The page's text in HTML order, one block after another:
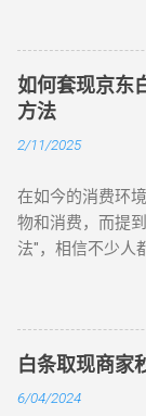
费可能会比较高
关系，允许顾客
日常需要的商品
转卖或者退款的
性和稳定性。 白
过程中会积累一
或者兑换商品。
的套现效率不如
将这些商品转卖
是，首先在京东
求大、转手方便
白条进行购买。
是，这种方式虽
商品出售可能没
此，在选择商品
商品倒卖外，市
度转移到这些平
为快捷，且操作
给大家，希望能
白条额度之前，
过仔细阅读官方
作流程。同时，
因素，如账户活
前做好了准备工
官方公众号和社
优惠活动。 在选
过权衡利弊，我
分钟，我就能完
程中，我特别注
毒，避免泄露个
如何套现京东
方法
2/11/2025
在如今的消费环
物和消费，而提
法"，相信不少人
经成为许多人日
来说，如何套现
将分享一些实用
套现京东白条额
条是京东推出的
白条取现商家
6/04/2024